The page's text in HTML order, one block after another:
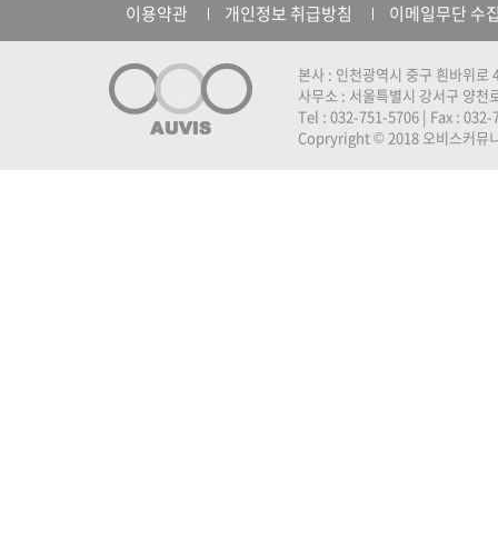
이용약관 개인정보 취급방침 이메일무단 수
본사 : 인천광역시 중구 흰바위
사무소 : 서울특별시 강서구 양천
Tel : 032-751-5706 | Fax :
Copryright © 2018 오비스커뮤